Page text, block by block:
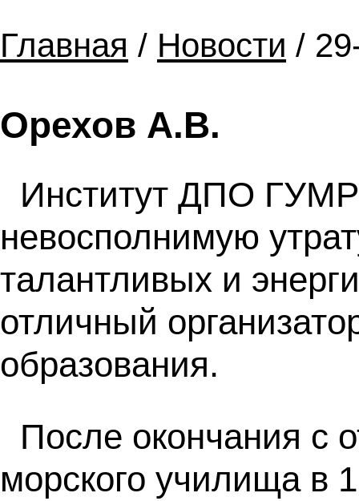
Главная / Новости /
Орехов А.В.
Институт ДПО
невосполнимую
талантливых и
отличный
образования.
После окончания с
морского училища в